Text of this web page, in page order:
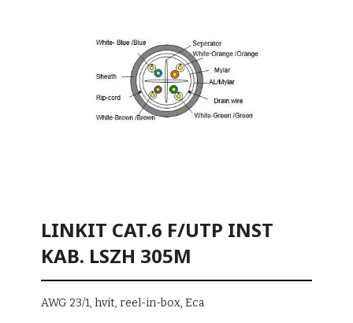
LINKIT CAT.6 F/UTP INST
KAB. LSZH 305M
AWG 23/1, hvit, reel-in-box, Eca